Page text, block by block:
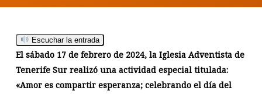
Escuchar la entrada
El sábado 17 de febrero de 2024, la Iglesia Adventista de
Tenerife Sur realizó una actividad especial titulada:
«Amor es compartir esperanza; celebrando el día del